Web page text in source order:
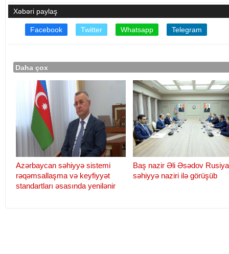
Xəbəri paylaş
Facebook Twitter Whatsapp Telegram
Daha çox
Azərbaycan səhiyyə sistemi
rəqəmsallaşma və keyfiyyət
standartları əsasında yenilənir
Baş nazir Əli Əsədov
səhiyyə naziri ilə görüşüb